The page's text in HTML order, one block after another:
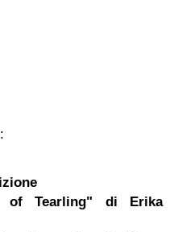
of Tearling" di Erika